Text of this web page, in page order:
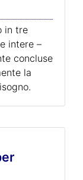
in tre
intere –
concluse
la